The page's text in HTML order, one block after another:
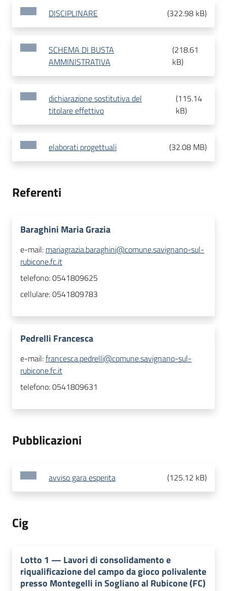
DISCIPLINARE (322.98 kB)
SCHEMA DI BUSTA
AMMINISTRATIVA
(218.61
kB)
dichiarazione sostitutiva del
titolare effettivo
(115.14
kB)
elaborati progettuali (32.08 MB)
Referenti
Baraghini Maria Grazia
e-mail: mariagrazia.baraghini@comune.savignano-sul-
rubicone.fc.it
telefono:0541809625
cellulare:0541809783
Pedrelli Francesca
e-mail:francesca.pedrelli@comune.savignano-sul-
rubicone.fc.it
telefono:0541809631
Pubblicazioni
avviso gara esperita (125.12 kB)
Cig
Lotto 1 — Lavori di consolidamento e
riqualificazione del campo da gioco polivalente
presso Montegelli in Sogliano al Rubicone (FC)